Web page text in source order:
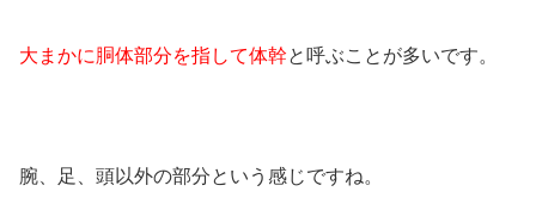
大まかに胴体部分を指して体幹と呼ぶことが多いです。
腕、足、頭以外の部分という感じですね。